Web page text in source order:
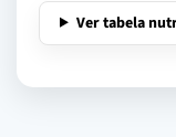
Ver tabela